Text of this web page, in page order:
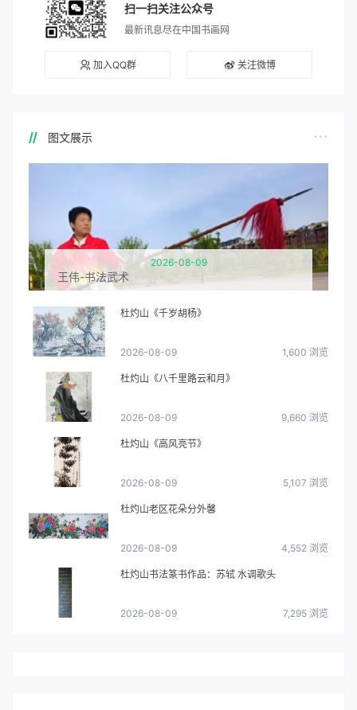
扫一扫关注公众号
最新讯息尽在中国书画网
加入QQ群 关注微博
图文展示
2026-08-09
王伟-书法武术
杜灼山《千岁胡杨》
2026-08-09 1,600 浏览
杜灼山《八千里路云和月》
2026-08-09 9,660 浏览
杜灼山《高风亮节》
2026-08-09 5,107 浏览
杜灼山老区花朵分外馨
2026-08-09 4,552 浏览
杜灼山书法篆书作品：苏轼 水调歌头
2026-08-09 7,295 浏览